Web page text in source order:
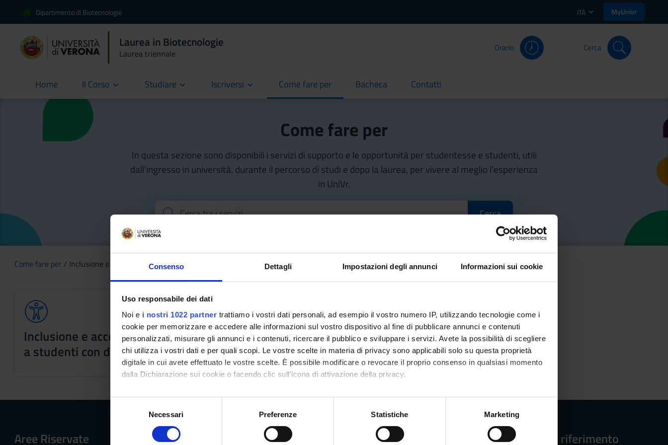
Consenso Dettagli Impostazioni degli annunci Informazioni sui cookie
Uso responsabile dei dati
Noi e i nostri 1022 partner trattiamo i vostri dati personali, ad esempio il vostro numero IP, utilizzando tecnologie come i
cookie per memorizzare e accedere alle informazioni sul vostro dispositivo al fine di pubblicare annunci e contenuti
personalizzati, misurare gli annunci e i contenuti, ricercare il pubblico e sviluppare i servizi. Avete la possibilità di scegliere
chi utilizza i vostri dati e per quali scopi. Le vostre scelte in materia di privacy sono applicabili solo su questa proprietà
digitale in cui avete effettuato le vostre scelte. È possibile modificare o revocare il proprio consenso in qualsiasi momento
dalla Dichiarazione sui cookie o facendo clic sull'icona di attivazione della privacy.
Con il tuo consenso, vorremmo anche:
raccogliere informazioni sulla tua posizione geografica, con un'approssimazione di qualche metro,
digitali).
S
Necessari Preferenze Statistiche Marketing
Dipartimento di Biotecnologie ITA MyUnivr
Laurea in Biotecnologie
Laurea triennale
Orario Cerca
Home
current Il Corso Studiare Iscriversi Come fare per
current Bacheca
current Contatti
current
Come fare per
In questa sezione sono disponibili i servizi di supporto e le opportunità per studentesse e studenti, utili
dall'ingresso in università, durante il percorso di studi e dopo la laurea, per vivere al meglio l’esperienza
in UniVr.
Come fare per / Inclusione e accessibilità
Inclusione e accessibilità: supporto
a studenti con disabilità e DSA
Studenti rifugiati
(programma Unicore)
Aree Riservate Menu Servizi e Faq Strutture di riferimento